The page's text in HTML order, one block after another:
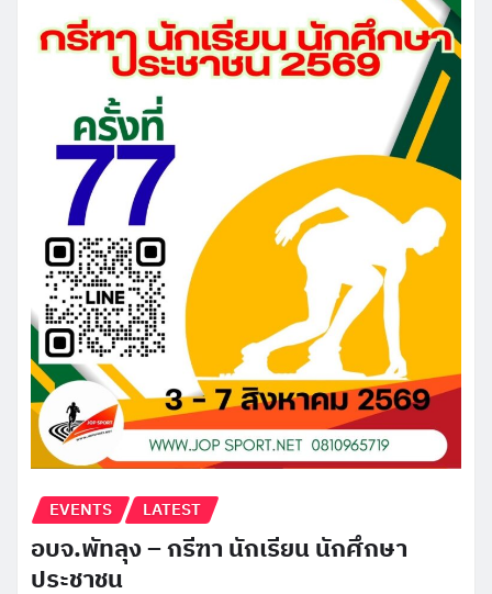
EVENTS LATEST
อบจ.พัทลุง – กรีฑา นักเรียน นักศึกษา
ประชาชน